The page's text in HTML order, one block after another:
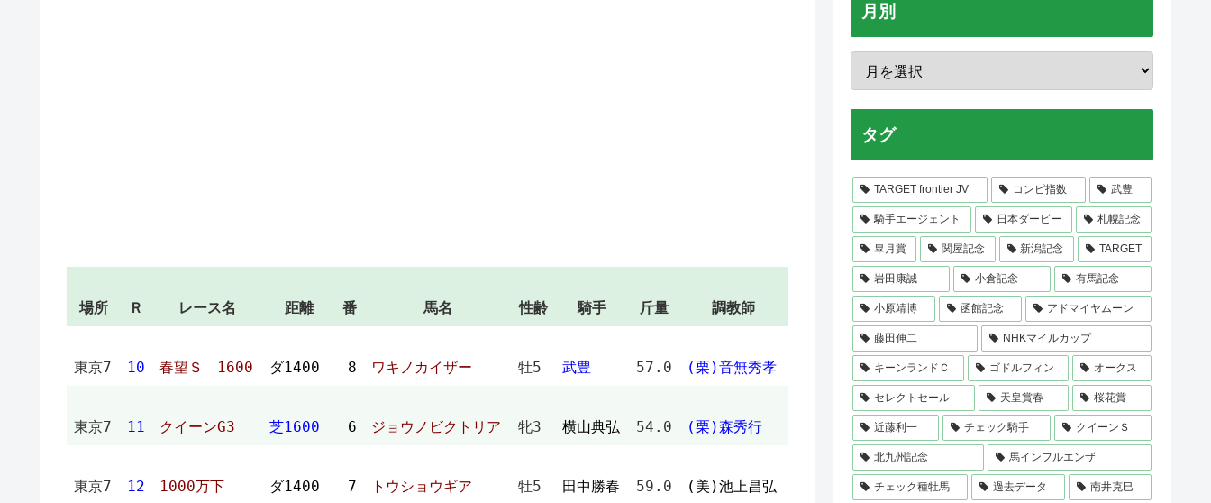
場所 Ｒ レース名 距離 番 馬名 性齢 騎手 斤量 調教師
東京7 10 春望Ｓ 1600 ダ1400 8 ワキノカイザー 牡5 武豊 57.0 (栗)音無秀孝
東京7 11 クイーンG3 芝1600 6 ジョウノビクトリア 牝3 横山典弘 54.0 (栗)森秀行
東京7 12 1000万下 ダ1400 7 トウショウギア 牡5 田中勝春 59.0 (美)池上昌弘
月別
タグ
TARGET frontier JV コンピ指数 武豊
騎手エージェント 日本ダービー 札幌記念
皐月賞 関屋記念 新潟記念 TARGET
岩田康誠 小倉記念 有馬記念
小原靖博 函館記念 アドマイヤムーン
藤田伸二 NHKマイルカップ
キーンランドＣ ゴドルフィン オークス
セレクトセール 天皇賞春 桜花賞
近藤利一 チェック騎手 クイーンＳ
北九州記念 馬インフルエンザ
チェック種牡馬 過去データ 南井克巳